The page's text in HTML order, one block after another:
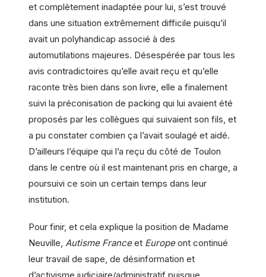
et complètement inadaptée pour lui, s’est trouvé
dans une situation extrêmement difficile puisqu’il
avait un polyhandicap associé à des
automutilations majeures. Désespérée par tous les
avis contradictoires qu’elle avait reçu et qu’elle
raconte très bien dans son livre, elle a finalement
suivi la préconisation de packing qui lui avaient été
proposés par les collègues qui suivaient son fils, et
a pu constater combien ça l’avait soulagé et aidé.
D’ailleurs l’équipe qui l’a reçu du côté de Toulon
dans le centre où il est maintenant pris en charge, a
poursuivi ce soin un certain temps dans leur
institution.
Pour finir, et cela explique la position de Madame
Neuville, Autisme Franceet Europeont continué
leur travail de sape, de désinformation et
d’activisme judiciaire/administratif puisque